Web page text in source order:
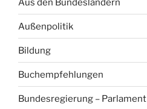
Aus den Bundesländern
Außenpolitik
Bildung
Buchempfehlungen
Bundesregierung – Parlament